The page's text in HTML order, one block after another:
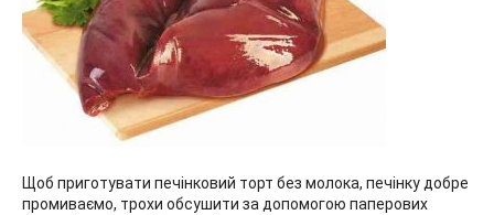
Щоб приготувати печінковий торт без молока, печінку добре
промиваємо, трохи обсушити за допомогою паперових